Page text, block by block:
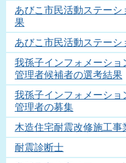
あびこ市民活動ステー
果
あびこ市民活動ステー
我孫子インフォメーシ
管理者候補者の選考結果
我孫子インフォメーシ
管理者の募集
木造住宅耐震改修施工事
耐震診断士